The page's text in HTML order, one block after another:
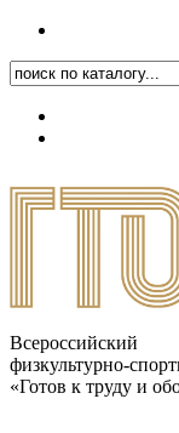
Всероссийский
физкультурно-
«Готов к труду и